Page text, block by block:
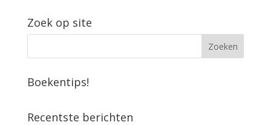
Zoek op site
Boekentips!
Recentste berichten